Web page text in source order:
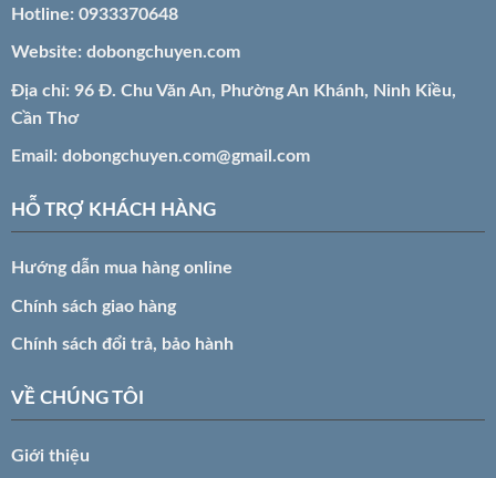
Hotline: 0933370648
Website: dobongchuyen.com
Địa chỉ: 96 Đ. Chu Văn An, Phường An Khánh, Ninh Kiều,
Cần Thơ
Email: dobongchuyen.com@gmail.com
HỖ TRỢ KHÁCH HÀNG
Hướng dẫn mua hàng online
Chính sách giao hàng
Chính sách đổi trả, bảo hành
VỀ CHÚNG TÔI
Giới thiệu